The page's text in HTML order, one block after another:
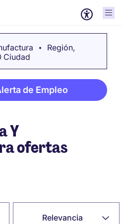
Región,
Ciudad
de Empleo
Y
ofertas
Relevancia